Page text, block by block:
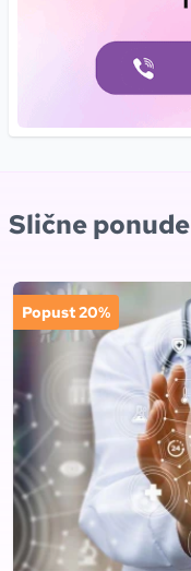
Slične ponude
Popust 20%